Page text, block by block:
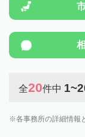
全20件中
各事務所の詳細情報